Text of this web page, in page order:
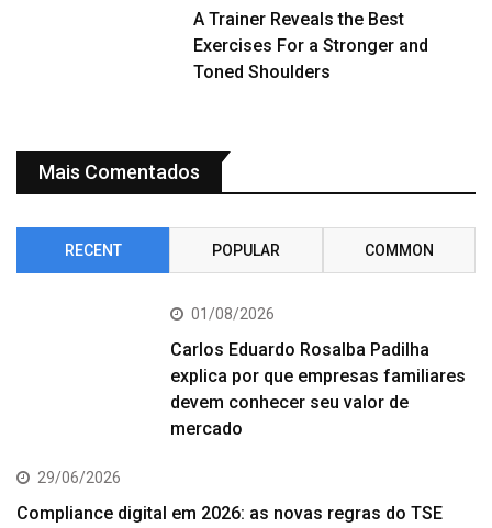
A Trainer Reveals the Best
Exercises For a Stronger and
Toned Shoulders
Mais Comentados
RECENT POPULAR COMMON
01/08/2026
Carlos Eduardo Rosalba Padilha
explica por que empresas familiares
devem conhecer seu valor de
mercado
29/06/2026
Compliance digital em 2026: as novas regras do TSE